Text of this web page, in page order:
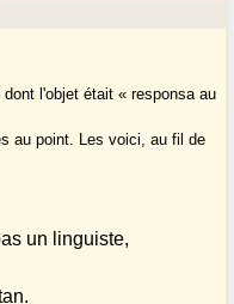
l'objet était « responsa au
au point. Les voici, au fil de
un linguiste,